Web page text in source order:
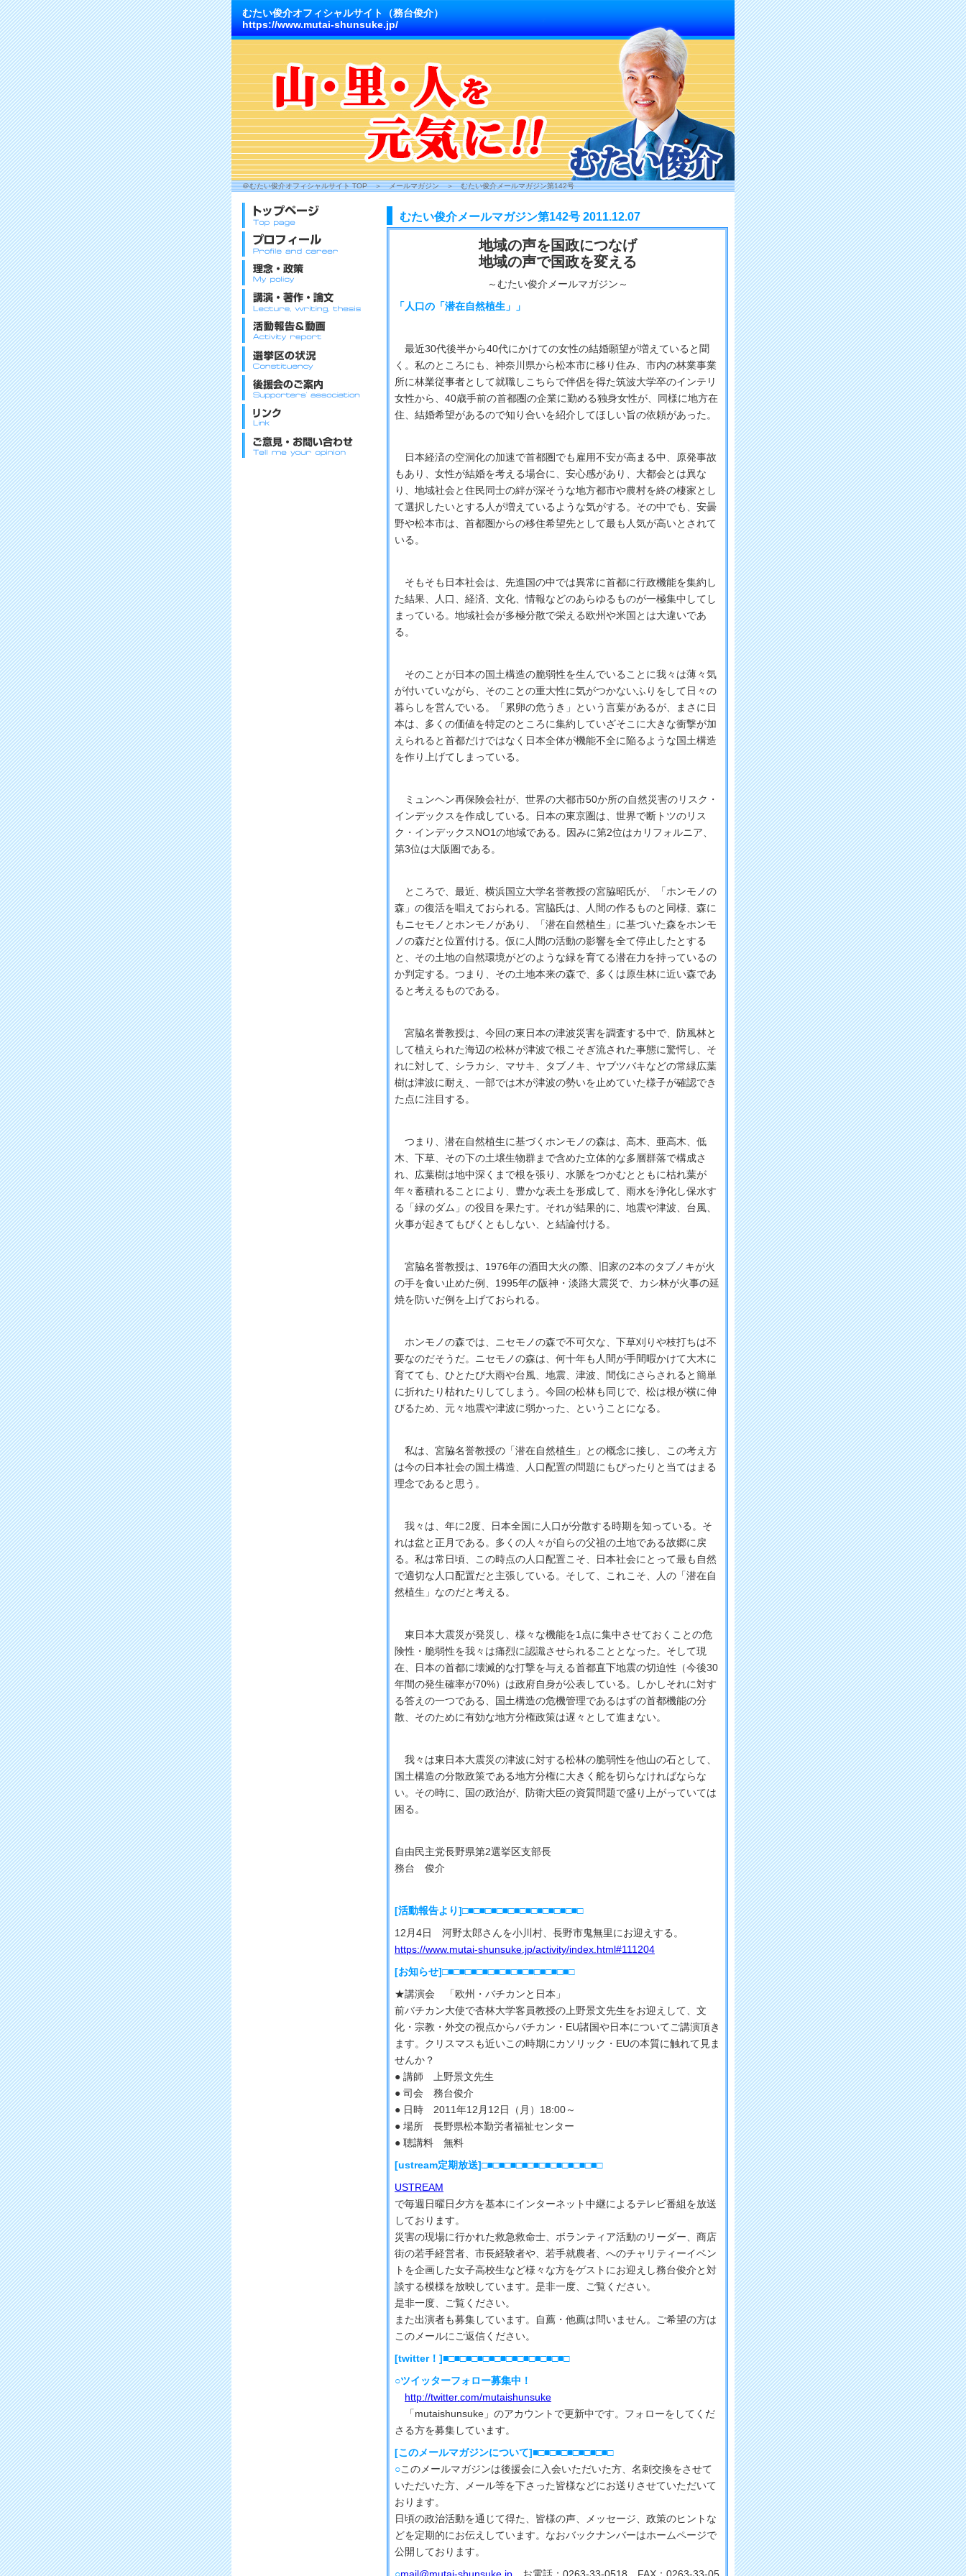
むたい俊介オフィシャルサイト（務台俊介）
https://www.mutai-shunsuke.jp/
＠むたい俊介オフィシャルサイト TOP＞メールマガジン＞むたい俊介メールマガジン第142号
むたい俊介メールマガジン第142号 2011.12.07
地域の声を国政につなげ
地域の声で国政を変える
～むたい俊介メールマガジン～
「人口の「潜在自然植生」」
最近30代後半から40代にかけての女性の結婚願望が増えていると聞
く。私のところにも、神奈川県から松本市に移り住み、市内の林業事業
所に林業従事者として就職しこちらで伴侶を得た筑波大学卒のインテリ
女性から、40歳手前の首都圏の企業に勤める独身女性が、同様に地方在
住、結婚希望があるので知り合いを紹介してほしい旨の依頼があった。
日本経済の空洞化の加速で首都圏でも雇用不安が高まる中、原発事故
もあり、女性が結婚を考える場合に、安心感があり、大都会とは異な
り、地域社会と住民同士の絆が深そうな地方都市や農村を終の棲家とし
て選択したいとする人が増えているような気がする。その中でも、安曇
野や松本市は、首都圏からの移住希望先として最も人気が高いとされて
いる。
そもそも日本社会は、先進国の中では異常に首都に行政機能を集約し
た結果、人口、経済、文化、情報などのあらゆるものが一極集中してし
まっている。地域社会が多極分散で栄える欧州や米国とは大違いであ
る。
そのことが日本の国土構造の脆弱性を生んでいることに我々は薄々気
が付いていながら、そのことの重大性に気がつかないふりをして日々の
暮らしを営んでいる。「累卵の危うき」という言葉があるが、まさに日
本は、多くの価値を特定のところに集約していざそこに大きな衝撃が加
えられると首都だけではなく日本全体が機能不全に陥るような国土構造
を作り上げてしまっている。
ミュンヘン再保険会社が、世界の大都市50か所の自然災害のリスク・
インデックスを作成している。日本の東京圏は、世界で断トツのリス
ク・インデックスNO1の地域である。因みに第2位はカリフォルニア、
第3位は大阪圏である。
ところで、最近、横浜国立大学名誉教授の宮脇昭氏が、「ホンモノの
森」の復活を唱えておられる。宮脇氏は、人間の作るものと同様、森に
もニセモノとホンモノがあり、「潜在自然植生」に基づいた森をホンモ
ノの森だと位置付ける。仮に人間の活動の影響を全て停止したとする
と、その土地の自然環境がどのような緑を育てる潜在力を持っているの
か判定する。つまり、その土地本来の森で、多くは原生林に近い森であ
ると考えるものである。
宮脇名誉教授は、今回の東日本の津波災害を調査する中で、防風林と
して植えられた海辺の松林が津波で根こそぎ流された事態に驚愕し、そ
れに対して、シラカシ、マサキ、タブノキ、ヤブツバキなどの常緑広葉
樹は津波に耐え、一部では木が津波の勢いを止めていた様子が確認でき
た点に注目する。
つまり、潜在自然植生に基づくホンモノの森は、高木、亜高木、低
木、下草、その下の土壌生物群まで含めた立体的な多層群落で構成さ
れ、広葉樹は地中深くまで根を張り、水脈をつかむとともに枯れ葉が
年々蓄積れることにより、豊かな表土を形成して、雨水を浄化し保水す
る「緑のダム」の役目を果たす。それが結果的に、地震や津波、台風、
火事が起きてもびくともしない、と結論付ける。
宮脇名誉教授は、1976年の酒田大火の際、旧家の2本のタブノキが火
の手を食い止めた例、1995年の阪神・淡路大震災で、カシ林が火事の延
焼を防いだ例を上げておられる。
ホンモノの森では、ニセモノの森で不可欠な、下草刈りや枝打ちは不
要なのだそうだ。ニセモノの森は、何十年も人間が手間暇かけて大木に
育てても、ひとたび大雨や台風、地震、津波、間伐にさらされると簡単
に折れたり枯れたりしてしまう。今回の松林も同じで、松は根が横に伸
びるため、元々地震や津波に弱かった、ということになる。
私は、宮脇名誉教授の「潜在自然植生」との概念に接し、この考え方
は今の日本社会の国土構造、人口配置の問題にもぴったりと当てはまる
理念であると思う。
我々は、年に2度、日本全国に人口が分散する時期を知っている。そ
れは盆と正月である。多くの人々が自らの父祖の土地である故郷に戻
る。私は常日頃、この時点の人口配置こそ、日本社会にとって最も自然
で適切な人口配置だと主張している。そして、これこそ、人の「潜在自
然植生」なのだと考える。
東日本大震災が発災し、様々な機能を1点に集中させておくことの危
険性・脆弱性を我々は痛烈に認識させられることとなった。そして現
在、日本の首都に壊滅的な打撃を与える首都直下地震の切迫性（今後30
年間の発生確率が70%）は政府自身が公表している。しかしそれに対す
る答えの一つである、国土構造の危機管理であるはずの首都機能の分
散、そのために有効な地方分権政策は遅々として進まない。
我々は東日本大震災の津波に対する松林の脆弱性を他山の石として、
国土構造の分散政策である地方分権に大きく舵を切らなければならな
い。その時に、国の政治が、防衛大臣の資質問題で盛り上がっていては
困る。
自由民主党長野県第2選挙区支部長
務台 俊介
[活動報告より]□■□■□■□■□■□■□■□■□■□■□
12月4日 河野太郎さんを小川村、長野市鬼無里にお迎えする。
https://www.mutai-shunsuke.jp/activity/index.html#111204
[お知らせ]□■□■□■□■□■□■□■□■□■□■□■□
★講演会 「欧州・バチカンと日本」
前バチカン大使で杏林大学客員教授の上野景文先生をお迎えして、文
化・宗教・外交の視点からバチカン・EU諸国や日本についてご講演頂き
ます。クリスマスも近いこの時期にカソリック・EUの本質に触れて見ま
せんか？
● 講師 上野景文先生
● 司会 務台俊介
● 日時 2011年12月12日（月）18:00～
● 場所 長野県松本勤労者福祉センター
● 聴講料 無料
[ustream定期放送]□■□■□■□■□■□■□■□■□■□■□
USTREAM
で毎週日曜日夕方を基本にインターネット中継によるテレビ番組を放送
しております。
災害の現場に行かれた救急救命士、ボランティア活動のリーダー、商店
街の若手経営者、市長経験者や、若手就農者、へのチャリティーイベン
トを企画した女子高校生など様々な方をゲストにお迎えし務台俊介と対
談する模様を放映しています。是非一度、ご覧ください。
是非一度、ご覧ください。
また出演者も募集しています。自薦・他薦は問いません。ご希望の方は
このメールにご返信ください。
[twitter！]■□■□■□■□■□■□■□■□■□■□■□
○ツイッターフォロー募集中！
http://twitter.com/mutaishunsuke
「mutaishunsuke」のアカウントで更新中です。フォローをしてくだ
さる方を募集しています。
[このメールマガジンについて]■□■□■□■□■□■□■□
○このメールマガジンは後援会に入会いただいた方、名刺交換をさせて
いただいた方、メール等を下さった皆様などにお送りさせていただいて
おります。
日頃の政治活動を通じて得た、皆様の声、メッセージ、政策のヒントな
どを定期的にお伝えしています。なおバックナンバーはホームページで
公開しております。